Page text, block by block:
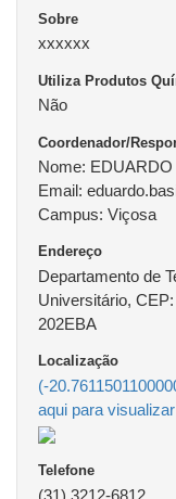
Sobre
xxxxxx
Utiliza Produtos
Não
Coordenador/
Nome:
Email:
Campus: Viçosa
Endereço
Departamento de
Universitário,
202EBA
Localização
(-
aqui para
Telefone
(31) 3212-6812